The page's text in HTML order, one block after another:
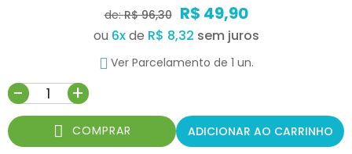
de:R$ 96,30 R$ 49,90
ou 6xde R$ 8,32
Ver Parcelamento de 1 un.
- +
COMPRAR ADICIONAR AO CARRINHO